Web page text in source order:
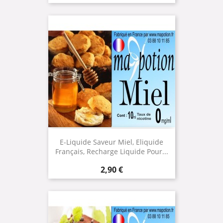
E-Liquide Saveur Miel, Eliquide
Français, Recharge Liquide Pour...
Prix
2,90 €